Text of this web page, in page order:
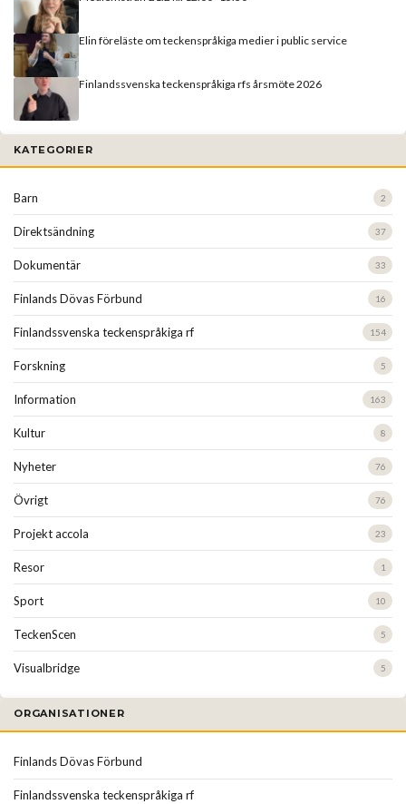
Elin föreläste om teckenspråkiga medier i public service
Finlandssvenska teckenspråkiga rfs årsmöte 2026
KATEGORIER
Barn 2
Direktsändning 37
Dokumentär 33
Finlands Dövas Förbund 16
Finlandssvenska teckenspråkiga rf 154
Forskning 5
Information 163
Kultur 8
Nyheter 76
Övrigt 76
Projekt accola 23
Resor 1
Sport 10
TeckenScen 5
Visualbridge 5
ORGANISATIONER
Finlands Dövas Förbund
Finlandssvenska teckenspråkiga rf